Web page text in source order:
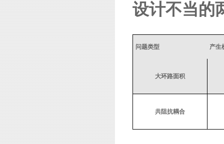
设计不当的
问题类型 产生
大环路面积
共阻抗耦合